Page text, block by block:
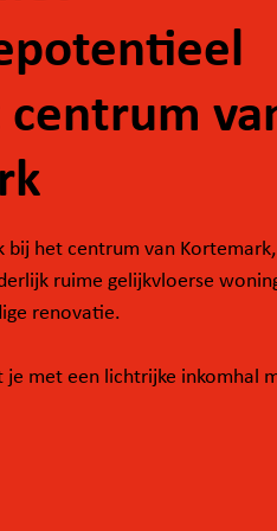
bij het centrum van Kortemark,
ruime gelijkvloerse
renovatie.
met een lichtrijke inkomhal
toegang biedt tot een eerste